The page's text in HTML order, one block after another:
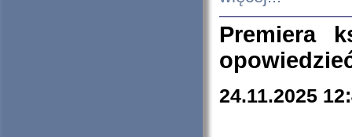
Premiera
24.11.2025